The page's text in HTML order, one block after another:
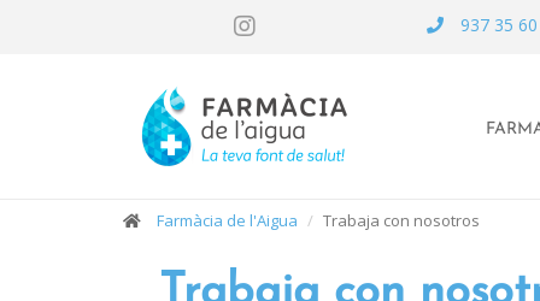
937 35
Farmàcia de l'Aigua Trabaja con nosotros